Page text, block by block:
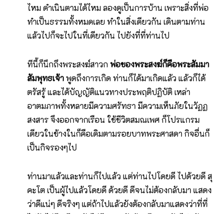
ไหม ดำเนินตามได้ไหม ลองดูเป็นการบ้าน เพราะสิ่งที่พ่อ
ทำเป็นธรรมทั้งหมดเลย ทำในสิ่งเดียวกัน เดินตามท่าน
แล้วไปก็จะไปในที่เดียวกัน ไปยังที่ที่ท่านไป
ทีนี้ก็นึกถึงพระสงฆ์สาวกพ่อของพระสงฆ์ก็คือพระสัมมา
สัมพุทธเจ้าพูดถึงการเกิด ท่านก็ได้มาเกิดแล้ว แล้วก็ได้
ตรัสรู้ และได้บัญญัติแนวทางประพฤติปฏิบัติ เหล่า
อาตมภาพทั้งหลายมีความศรัทธา มีความเห็นภัยในวัฏฏ
สงสาร จึงออกจากเรือน ใช้ชีวิตสมณเพศ ก็โปรแกรม
เดียวในข้างในก็คือเดิมตามรอยบาทพระศาสดา กิจอื่นก็
เป็นกิจรองๆไป
ท่านมาแล้วและท่านก็ไปแล้ว แต่ท่านไปโดยดี ไปด้วยดี สุ
คะโต เป็นผู้ไปแล้วโดยดี ด้วยดี ดีจนไม่ต้องกลับมา แสดง
ว่าดีแน่ๆ ดีจริงๆ แต่ถ้าไปแล้วยังต้องกลับมาแสดงว่าที่ที่